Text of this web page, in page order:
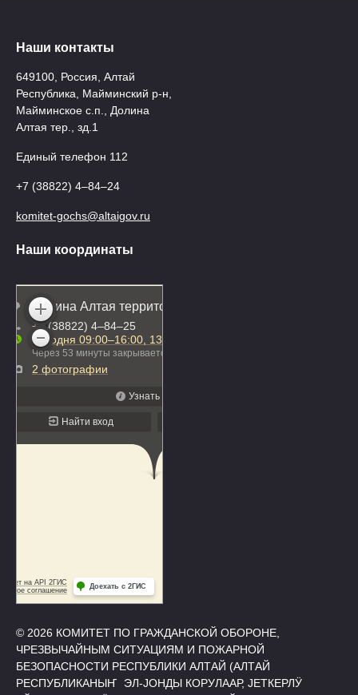
Наши контакты
649100, Россия, Алтай
Республика, Майминский р-н,
Майминское с.п., Долина
Алтая тер., зд.1
Единый телефон 112
+7 (38822) 4‒84‒24
komitet-gochs@altaigov.ru
Наши координаты
© 2026 КОМИТЕТ ПО ГРАЖДАНСКОЙ ОБОРОНЕ,
ЧРЕЗВЫЧАЙНЫМ СИТУАЦИЯМ И ПОЖАРНОЙ
БЕЗОПАСНОСТИ РЕСПУБЛИКИ АЛТАЙ (АЛТАЙ
РЕСПУБЛИКАНЫҤ ЭЛ-ЈОНДЫ КОРУЛААР, ЈЕТКЕРЛӰ